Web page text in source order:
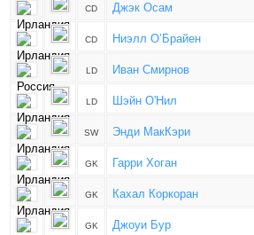
CD Джэк Осам
CD Ниэлл О’Брайен
LD Иван Смирнов
LD Шэйн О'Нил
SW Энди МакКэри
GK Гарри Хоган
GK Кахал Коркоран
GK Джоуи Бур